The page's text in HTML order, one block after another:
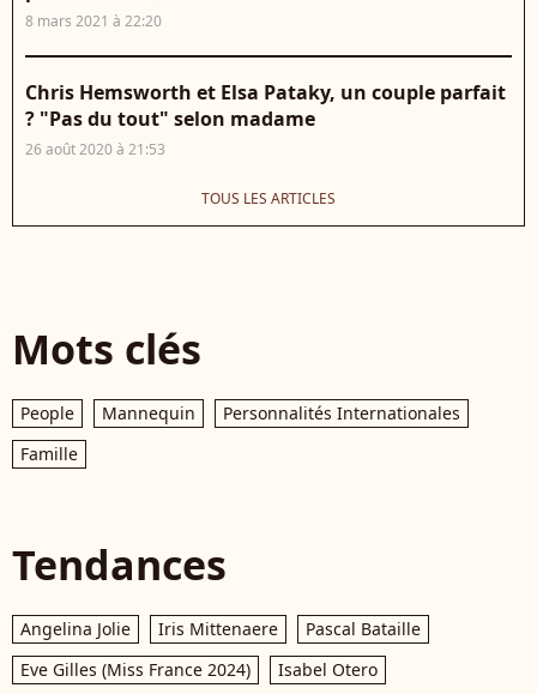
8 mars 2021 à 22:20
Chris Hemsworth et Elsa Pataky, un couple parfait
? "Pas du tout" selon madame
26 août 2020 à 21:53
TOUS LES ARTICLES
Mots clés
People Mannequin
Personnalités Internationales
Famille
Tendances
Angelina Jolie Iris Mittenaere
Pascal Bataille
Eve Gilles (Miss France 2024)
Isabel Otero